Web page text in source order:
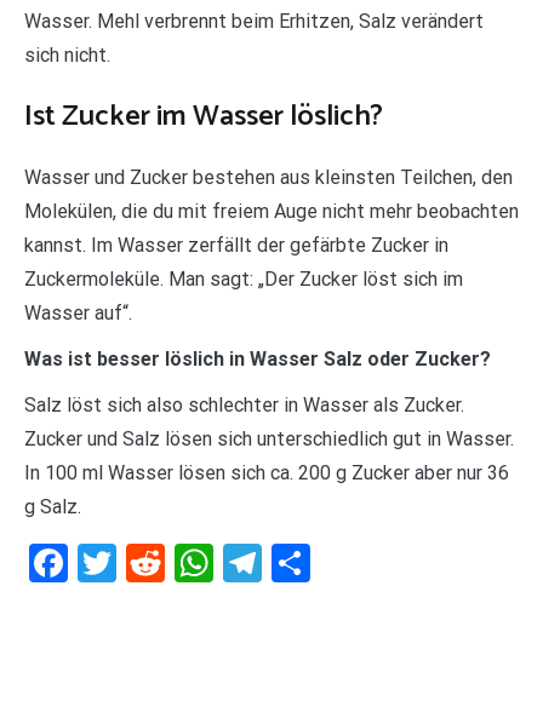
Wasser. Mehl verbrennt beim Erhitzen, Salz verändert
sich nicht.
Ist Zucker im Wasser löslich?
Wasser und Zucker bestehen aus kleinsten Teilchen, den
Molekülen, die du mit freiem Auge nicht mehr beobachten
kannst. Im Wasser zerfällt der gefärbte Zucker in
Zuckermoleküle. Man sagt: „Der Zucker löst sich im
Wasser auf“.
Was ist besser löslich in Wasser Salz oder Zucker?
Salz löst sich also schlechter in Wasser als Zucker.
Zucker und Salz lösen sich unterschiedlich gut in Wasser.
In 100 ml Wasser lösen sich ca. 200 g Zucker aber nur 36
g Salz.
Facebook
Twitter
RedditWhatsApp
Telegram